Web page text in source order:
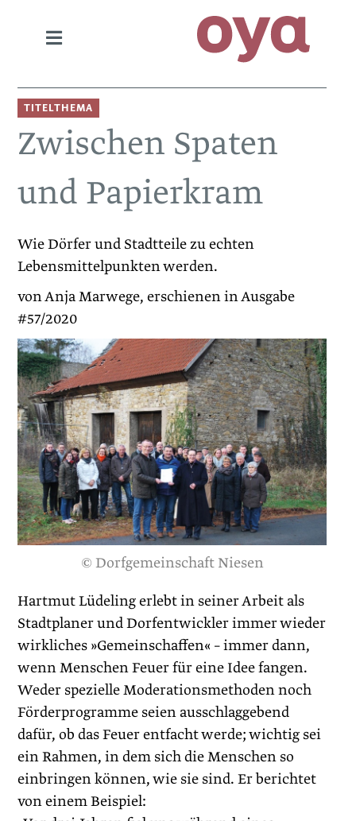
TITELTHEMA
Zwischen Spaten
und Papierkram
Wie Dörfer und Stadtteile zu echten
Lebensmittelpunkten werden.
von Anja Marwege, erschienen in Ausgabe
#57/2020
© Dorfgemeinschaft Niesen
Hartmut Lüdeling erlebt in seiner Arbeit als
Stadtplaner und Dorfentwickler immer wieder
wirkliches »Gemeinschaffen« – immer dann,
wenn Menschen Feuer für eine Idee fangen.
Weder spezielle Moderationsmethoden noch
Förderprogramme seien ausschlaggebend
dafür, ob das Feuer entfacht werde; wichtig sei
ein Rahmen, in dem sich die Menschen so
einbringen können, wie sie sind. Er berichtet
von einem Beispiel: